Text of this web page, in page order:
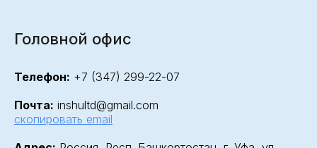
Головной офис
Телефон: +7 (347) 299-22-07
Почта: inshultd@gmail.com
скопировать email